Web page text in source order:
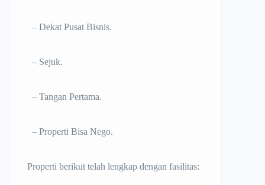
– Dekat Pusat Bisnis.
– Sejuk.
– Tangan Pertama.
– Properti Bisa Nego.
Properti berikut telah lengkap dengan fasilitas: